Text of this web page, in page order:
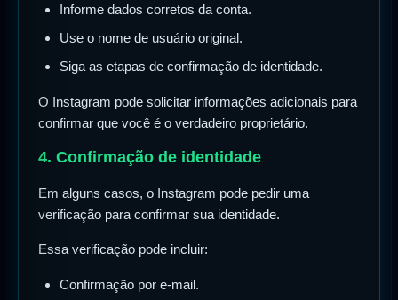
Informe dados corretos da conta.
Use o nome de usuário original.
Siga as etapas de confirmação de identidade.
O Instagram pode solicitar informações adicionais para
confirmar que você é o verdadeiro proprietário.
4. Confirmação de identidade
Em alguns casos, o Instagram pode pedir uma
verificação para confirmar sua identidade.
Essa verificação pode incluir:
Confirmação por e-mail.